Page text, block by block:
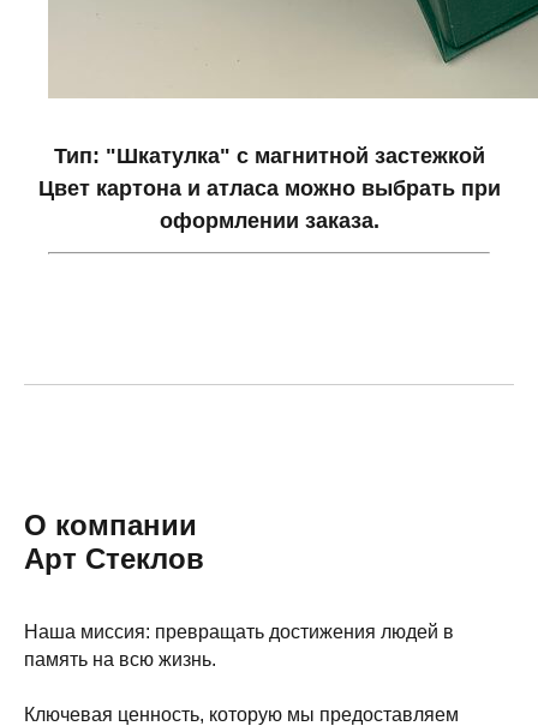
Тип: "Шкатулка" с магнитной застежкой
Цвет картона и атласа можно выбрать при
оформлении заказа.
О компании
Арт Стеклов
Наша миссия: превращать достижения людей в
память на всю жизнь.
Ключевая ценность, которую мы предоставляем